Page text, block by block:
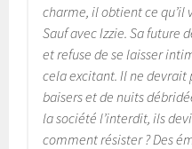
charme, il obtient ce qu’il
Sauf avec Izzie. Sa future
et refuse de se laisser
cela excitant. Il ne devrait
baisers et de nuits
la société l’interdit, ils
comment résister ? Des